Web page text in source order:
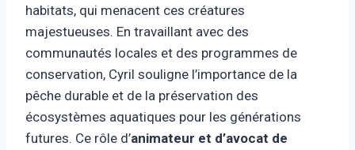
habitats, qui menacent ces créatures
majestueuses. En travaillant avec des
communautés locales et des programmes de
conservation, Cyril souligne l’importance de la
pêche durable et de la préservation des
écosystèmes aquatiques pour les générations
futures. Ce rôle d’animateur et d’avocat de